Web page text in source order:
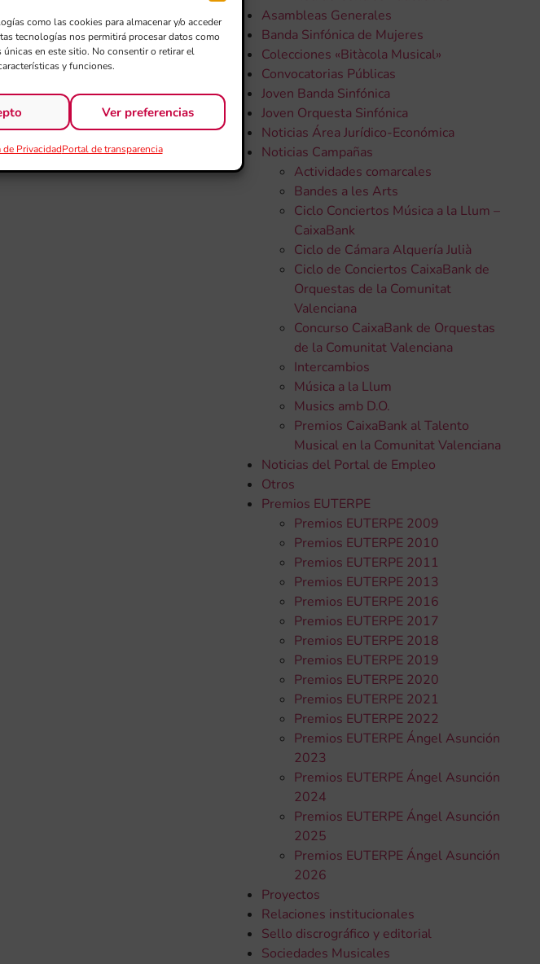
como las cookies para almacenar y/o acceder
tecnologías nos permitirá procesar datos como
en este sitio. No consentir o retirar el
y funciones.
Ver preferencias
PrivacidadPortal de transparencia
Asambleas Generales
Banda Sinfónica de Mujeres
Colecciones «Bitàcola Musical»
Convocatorias Públicas
Joven Banda Sinfónica
Joven Orquesta Sinfónica
Noticias Área Jurídico-Económica
Noticias Campañas
Actividades comarcales
Bandes a les Arts
Ciclo Conciertos Música a la Llum –
CaixaBank
Ciclo de Cámara Alquería Julià
Ciclo de Conciertos CaixaBank de
Orquestas de la Comunitat
Valenciana
Concurso CaixaBank de Orquestas
de la Comunitat Valenciana
Intercambios
Música a la Llum
Musics amb D.O.
Premios CaixaBank al Talento
Musical en la Comunitat Valenciana
Noticias del Portal de Empleo
Otros
Premios EUTERPE
Premios EUTERPE 2009
Premios EUTERPE 2010
Premios EUTERPE 2011
Premios EUTERPE 2013
Premios EUTERPE 2016
Premios EUTERPE 2017
Premios EUTERPE 2018
Premios EUTERPE 2019
Premios EUTERPE 2020
Premios EUTERPE 2021
Premios EUTERPE 2022
Premios EUTERPE Ángel Asunción
2023
Premios EUTERPE Ángel Asunción
2024
Premios EUTERPE Ángel Asunción
2025
Premios EUTERPE Ángel Asunción
2026
Proyectos
Relaciones institucionales
Sello discrográfico y editorial
Sociedades Musicales